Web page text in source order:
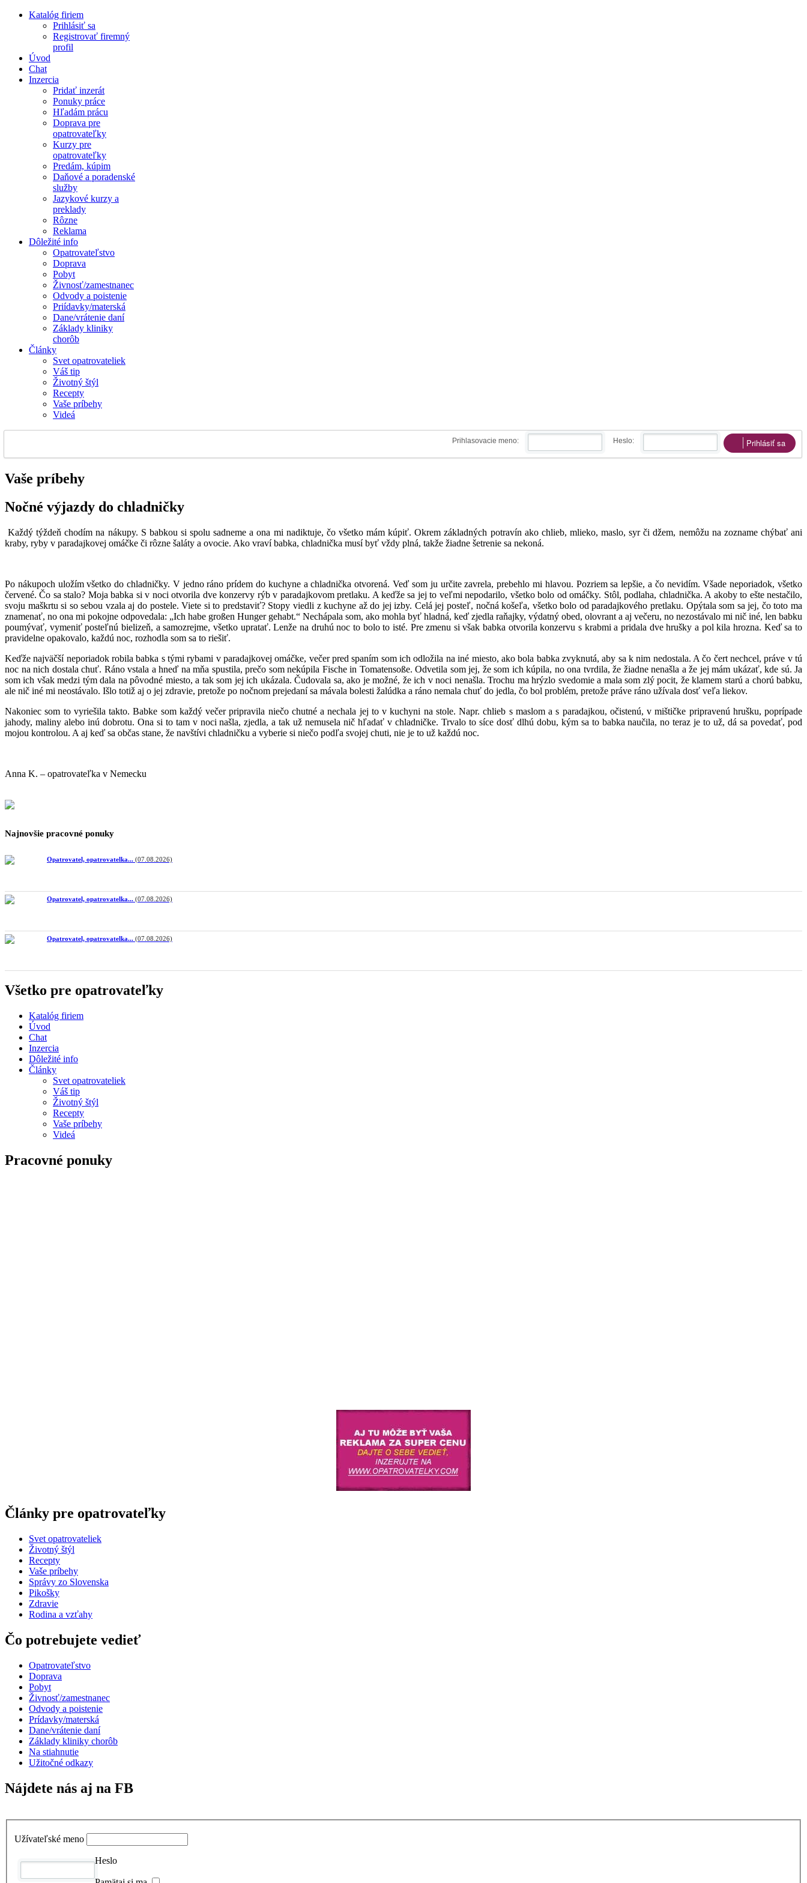
Katalóg firiem
Prihlásiť sa
Registrovať firemný
profil
Úvod
Chat
Inzercia
Pridať inzerát
Ponuky práce
Hľadám prácu
Doprava pre
opatrovateľky
Kurzy pre
opatrovateľky
Predám, kúpim
Daňové a poradenské
služby
Jazykové kurzy a
preklady
Rôzne
Reklama
Dôležité info
Opatrovateľstvo
Doprava
Pobyt
Živnosť/zamestnanec
Odvody a poistenie
Priídavky/materská
Dane/vrátenie daní
Základy kliniky
chorôb
Články
Svet opatrovateliek
Váš tip
Životný štýl
Recepty
Vaše príbehy
Videá
Prihlasovacie meno: Heslo: Prihlásiť sa
Vaše príbehy
Nočné výjazdy do chladničky
Každý týždeň chodím na nákupy. S babkou si spolu sadneme a ona mi nadiktuje, čo všetko mám kúpiť. Okrem základných potravín ako chlieb, mlieko, maslo, syr či džem, nemôžu na zozname chýbať ani
kraby, ryby v paradajkovej omáčke či rôzne šaláty a ovocie. Ako vraví babka, chladnička musí byť vždy plná, takže žiadne šetrenie sa nekoná.
Po nákupoch uložím všetko do chladničky. V jedno ráno prídem do kuchyne a chladnička otvorená. Veď som ju určite zavrela, prebehlo mi hlavou. Pozriem sa lepšie, a čo nevidím. Všade neporiadok, všetko
červené. Čo sa stalo? Moja babka si v noci otvorila dve konzervy rýb v paradajkovom pretlaku. A keďže sa jej to veľmi nepodarilo, všetko bolo od omáčky. Stôl, podlaha, chladnička. A akoby to ešte nestačilo,
svoju maškrtu si so sebou vzala aj do postele. Viete si to predstaviť? Stopy viedli z kuchyne až do jej izby. Celá jej posteľ, nočná košeľa, všetko bolo od paradajkového pretlaku. Opýtala som sa jej, čo toto ma
znamenať, no ona mi pokojne odpovedala: „Ich habe großen Hunger gehabt.“ Nechápala som, ako mohla byť hladná, keď zjedla raňajky, výdatný obed, olovrant a aj večeru, no nezostávalo mi nič iné, len babku
poumývať, vymeniť posteľnú bielizeň, a samozrejme, všetko upratať. Lenže na druhú noc to bolo to isté. Pre zmenu si však babka otvorila konzervu s krabmi a pridala dve hrušky a pol kila hrozna. Keď sa to
pravidelne opakovalo, každú noc, rozhodla som sa to riešiť.
Keďže najväčší neporiadok robila babka s tými rybami v paradajkovej omáčke, večer pred spaním som ich odložila na iné miesto, ako bola babka zvyknutá, aby sa k nim nedostala. A čo čert nechcel, práve v tú
noc na nich dostala chuť. Ráno vstala a hneď na mňa spustila, prečo som nekúpila Fische in Tomatensoße. Odvetila som jej, že som ich kúpila, no ona tvrdila, že žiadne nenašla a že jej mám ukázať, kde sú. Ja
som ich však medzi tým dala na pôvodné miesto, a tak som jej ich ukázala. Čudovala sa, ako je možné, že ich v noci nenašla. Trochu ma hrýzlo svedomie a mala som zlý pocit, že klamem starú a chorú babku,
ale nič iné mi neostávalo. Išlo totiž aj o jej zdravie, pretože po nočnom prejedaní sa mávala bolesti žalúdka a ráno nemala chuť do jedla, čo bol problém, pretože práve ráno užívala dosť veľa liekov.
Nakoniec som to vyriešila takto. Babke som každý večer pripravila niečo chutné a nechala jej to v kuchyni na stole. Napr. chlieb s maslom a s paradajkou, očistenú, v mištičke pripravenú hrušku, poprípade
jahody, maliny alebo inú dobrotu. Ona si to tam v noci našla, zjedla, a tak už nemusela nič hľadať v chladničke. Trvalo to síce dosť dlhú dobu, kým sa to babka naučila, no teraz je to už, dá sa povedať, pod
mojou kontrolou. A aj keď sa občas stane, že navštívi chladničku a vyberie si niečo podľa svojej chuti, nie je to už každú noc.
Anna K. – opatrovateľka v Nemecku
Najnovšie pracovné ponuky
Opatrovatel, opatrovatelka... (07.08.2026)
Opatrovatel, opatrovatelka... (07.08.2026)
Opatrovatel, opatrovatelka... (07.08.2026)
Všetko pre opatrovateľky
Katalóg firiem
Úvod
Chat
Inzercia
Dôležité info
Články
Svet opatrovateliek
Váš tip
Životný štýl
Recepty
Vaše príbehy
Videá
Pracovné ponuky
Články pre opatrovateľky
Svet opatrovateliek
Životný štýl
Recepty
Vaše príbehy
Správy zo Slovenska
Pikošky
Zdravie
Rodina a vzťahy
Čo potrebujete vedieť
Opatrovateľstvo
Doprava
Pobyt
Živnosť/zamestnanec
Odvody a poistenie
Prídavky/materská
Dane/vrátenie daní
Základy kliniky chorôb
Na stiahnutie
Užitočné odkazy
Nájdete nás aj na FB
Užívateľské meno
Heslo